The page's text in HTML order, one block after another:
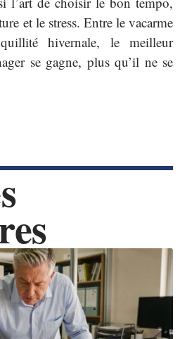
et le stress. Entre le vacarme
hivernale, le meilleur
se gagne, plus qu’il ne se